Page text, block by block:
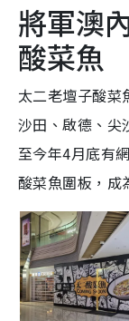
將軍澳
酸菜魚
太二老壇子酸菜
沙田、啟德、尖
至今年4月底有
酸菜魚圍板，成